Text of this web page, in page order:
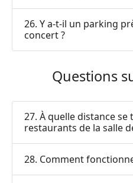
26. Y a-t-il un parking
concert ?
Questions
27. À quelle distance se
restaurants de la salle
28. Comment